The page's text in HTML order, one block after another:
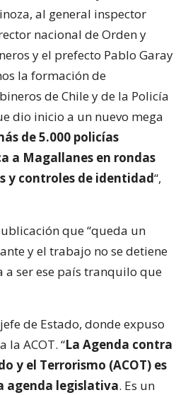
al general inspector
nacional de Orden y
y el prefecto Pablo Garay
la formación de
de Chile y de la Policía
dio inicio a un nuevo mega
de 5.000 policías
a Magallanes en rondas
y controles de identidad“,
que “queda un
y el trabajo no se detiene
a ser ese país tranquilo que
de Estado, donde expuso
la ACOT. “La Agenda contra
y el Terrorismo (ACOT) es
agenda legislativa. Es un